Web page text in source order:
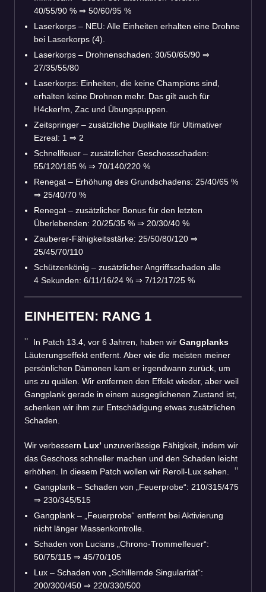
40/55/90 % ⇒ 50/60/95 %
Laserkorps – NEU: Alle Einheiten erhalten eine Drohne
bei Laserkorps (4).
Laserkorps – Drohnenschaden: 30/50/65/90 ⇒
27/35/55/80
Laserkorps: Einheiten, die keine Champions sind,
erhalten keine Drohnen mehr. Das gilt auch für
H4cker!m, Zac und Übungspuppen.
Zeitspringer – zusätzliche Duplikate für Ultimativer
Ezreal: 1 ⇒ 2
Schnellfeuer – zusätzlicher Geschossschaden:
55/120/185 % ⇒ 70/140/220 %
Renegat – Erhöhung des Grundschadens: 25/40/65 %
⇒ 25/40/70 %
Renegat – zusätzlicher Bonus für den letzten
Überlebenden: 20/25/35 % ⇒ 20/30/40 %
Zauberer-Fähigkeitsstärke: 25/50/80/120 ⇒
25/45/70/110
Schützenkönig – zusätzlicher Angriffsschaden alle
4 Sekunden: 6/11/16/24 % ⇒ 7/12/17/25 %
EINHEITEN: RANG 1
In Patch 13.4, vor 6 Jahren, haben wir Gangplanks
Läuterungseffekt entfernt. Aber wie die meisten meiner
persönlichen Dämonen kam er irgendwann zurück, um
uns zu quälen. Wir entfernen den Effekt wieder, aber weil
Gangplank gerade in einem ausgeglichenen Zustand ist,
schenken wir ihm zur Entschädigung etwas zusätzlichen
Schaden.
Wir verbessern Lux’ unzuverlässige Fähigkeit, indem wir
das Geschoss schneller machen und den Schaden leicht
erhöhen. In diesem Patch wollen wir Reroll-Lux sehen.
Gangplank – Schaden von „Feuerprobe“: 210/315/475
⇒ 230/345/515
Gangplank – „Feuerprobe“ entfernt bei Aktivierung
nicht länger Massenkontrolle.
Schaden von Lucians „Chrono-Trommelfeuer“:
50/75/115 ⇒ 45/70/105
Lux – Schaden von „Schillernde Singularität“:
200/300/450 ⇒ 220/330/500